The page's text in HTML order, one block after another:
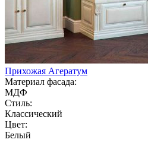
Прихожая Агератум
Материал фасада:
МДФ
Стиль:
Классический
Цвет:
Белый